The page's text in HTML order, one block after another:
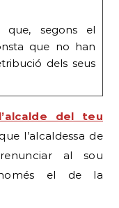
que, segons el
que no han
dels seus
del teu
l’alcaldessa de
al sou
només el de la